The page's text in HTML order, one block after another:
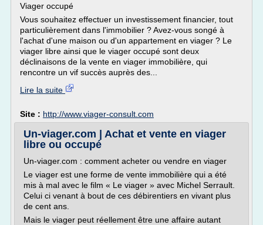
Viager occupé
Vous souhaitez effectuer un investissement financier, tout
particulièrement dans l'immobilier ? Avez-vous songé à
l'achat d'une maison ou d'un appartement en viager ? Le
viager libre ainsi que le viager occupé sont deux
déclinaisons de la vente en viager immobilière, qui
rencontre un vif succès auprès des...
Lire la suite
Site : http://www.viager-consult.com
Un-viager.com | Achat et vente en viager
libre ou occupé
Un-viager.com : comment acheter ou vendre en viager
Le viager est une forme de vente immobilière qui a été
mis à mal avec le film « Le viager » avec Michel Serrault.
Celui ci venant à bout de ces débirentiers en vivant plus
de cent ans.
Mais le viager peut réellement être une affaire autant